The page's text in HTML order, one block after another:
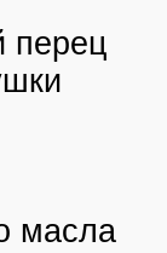
перец
масла